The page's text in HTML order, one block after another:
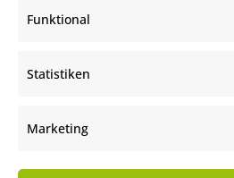
Funktional
Statistiken
Marketing